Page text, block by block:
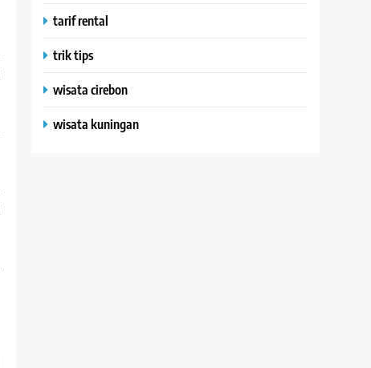
tarif rental
trik tips
wisata cirebon
wisata kuningan